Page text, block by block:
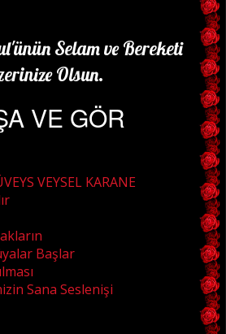
Selam ve Bereketi
Olsun.
VE GÖR
VEYSEL KARANE
Başlar
Sana Seslenişi